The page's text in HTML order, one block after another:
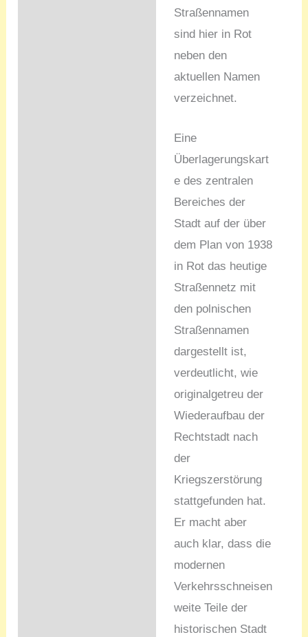
Straßennamen
sind hier in Rot
neben den
aktuellen Namen
verzeichnet.
Eine
Überlagerungskart
e des zentralen
Bereiches der
Stadt auf der über
dem Plan von 1938
in Rot das heutige
Straßennetz mit
den polnischen
Straßennamen
dargestellt ist,
verdeutlicht, wie
originalgetreu der
Wiederaufbau der
Rechtstadt nach
der
Kriegszerstörung
stattgefunden hat.
Er macht aber
auch klar, dass die
modernen
Verkehrsschneisen
weite Teile der
historischen Stadt